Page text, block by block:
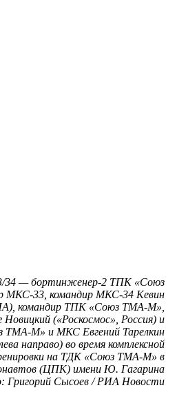
34 — бортинженер-2 ТПК «Союз
33, командир МКС-34 Кевин
командир ТПК «Союз ТМА-М»,
(«Роскосмос», Россия) и
М» и МКС Евгений Тарелкин
направо) во время комплексной
на ТДК «Союз ТМА-М» в
(ЦПК) имени Ю. Гагарина
Григорий Сысоев / РИА Новости